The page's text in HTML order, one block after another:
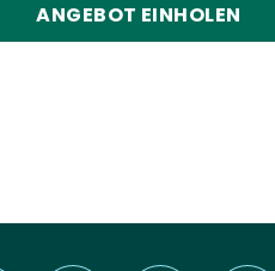
ANGEBOT EINHOLEN